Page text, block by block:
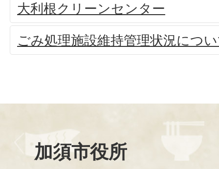
大利根クリーンセンター
ごみ処理施設維持管理状況につ
加須市役所